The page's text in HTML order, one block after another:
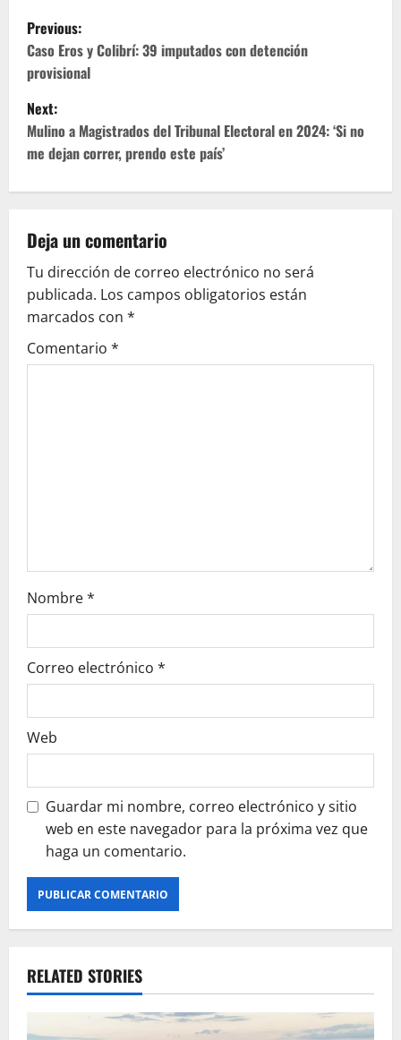
P
o
s
t
n
v
i
g
a
Previous:
Caso Eros y Colibrí: 39 imputados con detención
provisional
Next:
Mulino a Magistrados del Tribunal Electoral en 2024: ‘Si no
me dejan correr, prendo este país’
Deja un comentario
Tu dirección de correo electrónico no será
publicada. Los campos obligatorios están
marcados con *
Comentario *
Nombre*
Correo electrónico *
Web
Guardar mi nombre, correo electrónico y sitio
web en este navegador para la próxima vez que
haga un comentario.
RELATED STORIES